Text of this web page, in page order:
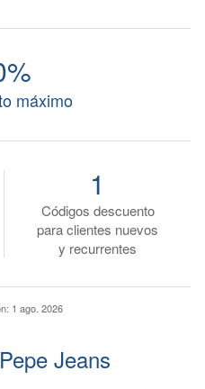
máximo
Códigos descuento
para clientes nuevos
y recurrentes
1
1 ago. 2026
Jeans